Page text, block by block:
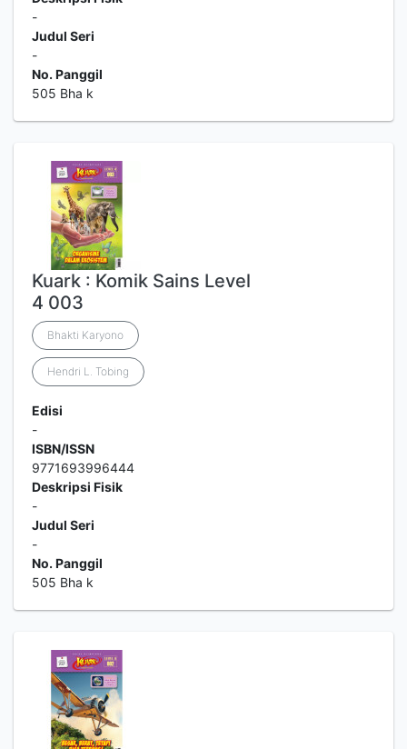
-
Judul Seri
-
No. Panggil
505 Bha k
Kuark : Komik Sains Level
4 003
Bhakti Karyono
Hendri L. Tobing
Edisi
-
ISBN/ISSN
9771693996444
Deskripsi Fisik
-
Judul Seri
-
No. Panggil
505 Bha k